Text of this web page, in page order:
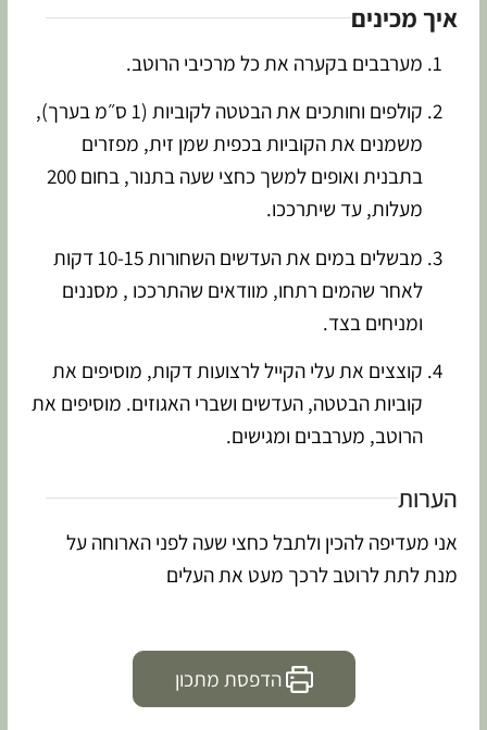
איך מכינים
מערבבים בקערה את כל מרכיבי הרוטב.
קולפים וחותכים את הבטטה לקוביות (1 ס״מ בערך),
משמנים את הקוביות בכפית שמן זית, מפזרים
בתבנית ואופים למשך כחצי שעה בתנור, בחום 200
מעלות, עד שיתרככו.
מבשלים במים את העדשים השחורות 10-15 דקות
לאחר שהמים רתחו, מוודאים שהתרככו , מסננים
ומניחים בצד.
קוצצים את עלי הקייל לרצועות דקות, מוסיפים את
קוביות הבטטה, העדשים ושברי האגוזים. מוסיפים את
הרוטב, מערבבים ומגישים.
הערות
אני מעדיפה להכין ולתבל כחצי שעה לפני הארוחה על
מנת לתת לרוטב לרכך מעט את העלים
הדפסת מתכון